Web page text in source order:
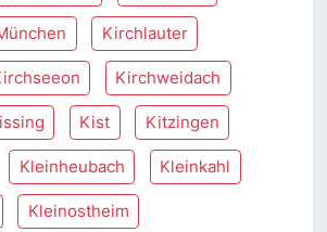
Kirchlauter
Kirchweidach
Kist Kitzingen
Kleinheubach Kleinkahl
Kleinostheim